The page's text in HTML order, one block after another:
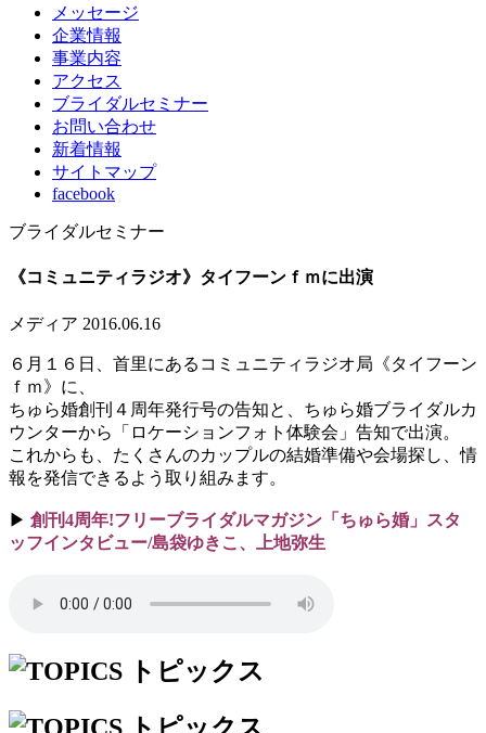
メッセージ
企業情報
事業内容
アクセス
ブライダルセミナー
お問い合わせ
新着情報
サイトマップ
facebook
ブライダルセミナー
《コミュニティラジオ》タイフーンｆｍに出演
メディア 2016.06.16
６月１６日、首里にあるコミュニティラジオ局《タイフーン
ｆｍ》に、
ちゅら婚創刊４周年発行号の告知と、ちゅら婚ブライダルカ
ウンターから「ロケーションフォト体験会」告知で出演。
これからも、たくさんのカップルの結婚準備や会場探し、情
報を発信できるよう取り組みます。
▶ 創刊4周年!フリーブライダルマガジン「ちゅら婚」スタ
ッフインタビュー/島袋ゆきこ、上地弥生